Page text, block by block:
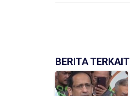
BERITA TERKAIT